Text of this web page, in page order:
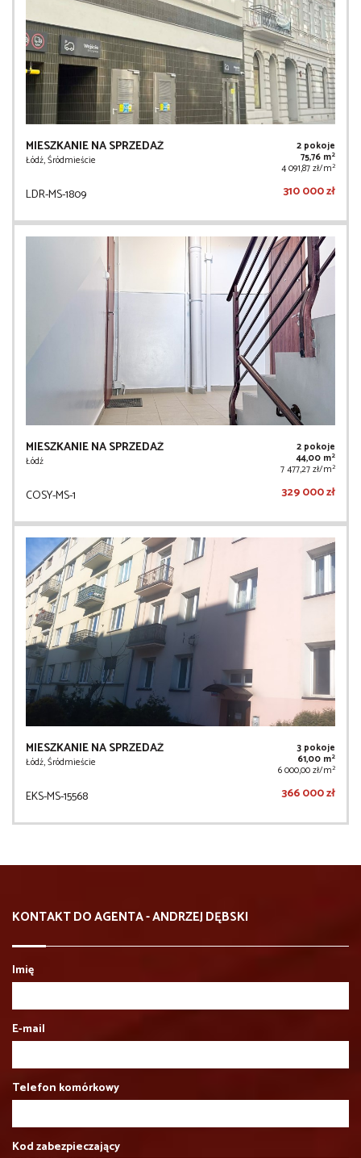
MIESZKANIE NA SPRZEDAŻ
Łódź, Śródmieście
2 pokoje
75,76 m2
4 091,87 zł/m2
LDR-MS-1809 310 000 zł
MIESZKANIE NA SPRZEDAŻ
Łódź
2 pokoje
44,00 m2
7 477,27 zł/m2
COSY-MS-1 329 000 zł
MIESZKANIE NA SPRZEDAŻ
Łódź, Śródmieście
3 pokoje
61,00 m2
6 000,00 zł/m2
EKS-MS-15568 366 000 zł
KONTAKT DO AGENTA - ANDRZEJ DĘBSKI
Imię
E-mail
Telefon komórkowy
Kod zabezpieczający